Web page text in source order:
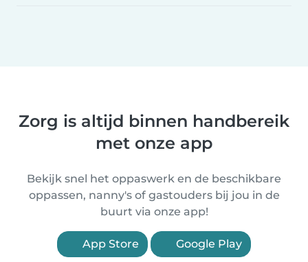
Zorg is altijd binnen handbereik
met onze app
Bekijk snel het oppaswerk en de beschikbare
oppassen, nanny's of gastouders bij jou in de
buurt via onze app!
App Store Google Play